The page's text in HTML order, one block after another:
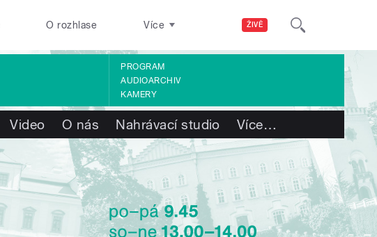
ŽIVĚ
O rozhlase Více
PROGRAM
AUDIOARCHIV
KAMERY
Video O nás Nahrávací studio Více…